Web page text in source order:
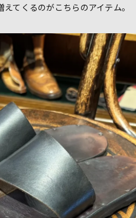
てくるのがこちらのアイテム。